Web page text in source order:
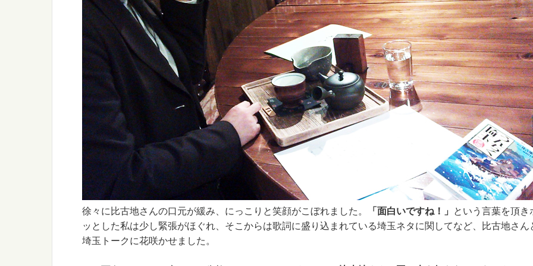
徐々に比古地さんの口元が緩み、にっこりと笑顔がこぼれました。 「面白いですね！」 という言葉を頂き
ッとした私は少し緊張がほぐれ、そこからは歌詞に盛り込まれている埼玉ネタに関してなど、比古地さん
埼玉トークに花咲かせました。